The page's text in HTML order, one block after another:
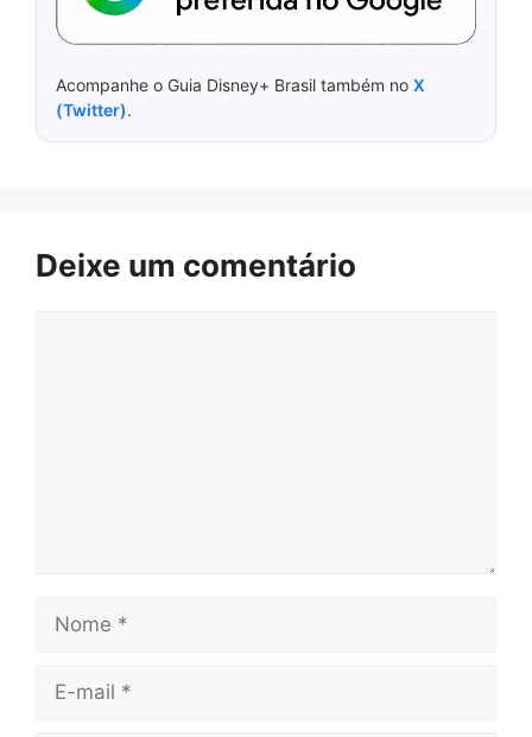
Acompanhe o Guia Disney+ Brasil também no X
(Twitter).
Deixe um comentário
Nome
E-